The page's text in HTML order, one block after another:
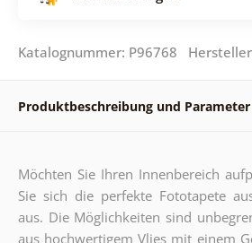
Katalognummer: P96768
Produktbeschreibung und Parameter
Möchten Sie Ihren Innenbereich
Sie sich die perfekte Fototapete
aus. Die Möglichkeiten sind
aus hochwertigem Vlies mit einem